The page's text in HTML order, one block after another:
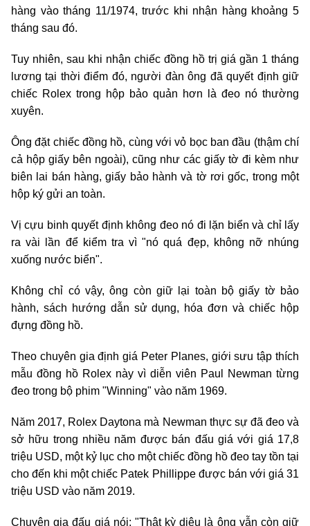
hàng vào tháng 11/1974, trước khi nhận hàng khoảng 5
tháng sau đó.
Tuy nhiên, sau khi nhận chiếc đồng hồ trị giá gần 1 tháng
lương tại thời điểm đó, người đàn ông đã quyết định giữ
chiếc Rolex trong hộp bảo quản hơn là đeo nó thường
xuyên.
Ông đặt chiếc đồng hồ, cùng với vỏ bọc ban đầu (thậm chí
cả hộp giấy bên ngoài), cũng như các giấy tờ đi kèm như
biên lai bán hàng, giấy bảo hành và tờ rơi gốc, trong một
hộp ký gửi an toàn.
Vị cựu binh quyết định không đeo nó đi lặn biển và chỉ lấy
ra vài lần để kiểm tra vì "nó quá đẹp, không nỡ nhúng
xuống nước biển".
Không chỉ có vậy, ông còn giữ lại toàn bộ giấy tờ bảo
hành, sách hướng dẫn sử dụng, hóa đơn và chiếc hộp
đựng đồng hồ.
Theo chuyên gia định giá Peter Planes, giới sưu tập thích
mẫu đồng hồ Rolex này vì diễn viên Paul Newman từng
đeo trong bộ phim "Winning" vào năm 1969.
Năm 2017, Rolex Daytona mà Newman thực sự đã đeo và
sở hữu trong nhiều năm được bán đấu giá với giá 17,8
triệu USD, một kỷ lục cho một chiếc đồng hồ đeo tay tồn tại
cho đến khi một chiếc Patek Phillippe được bán với giá 31
triệu USD vào năm 2019.
Chuyên gia đấu giá nói: "Thật kỳ diệu là ông vẫn còn giữ